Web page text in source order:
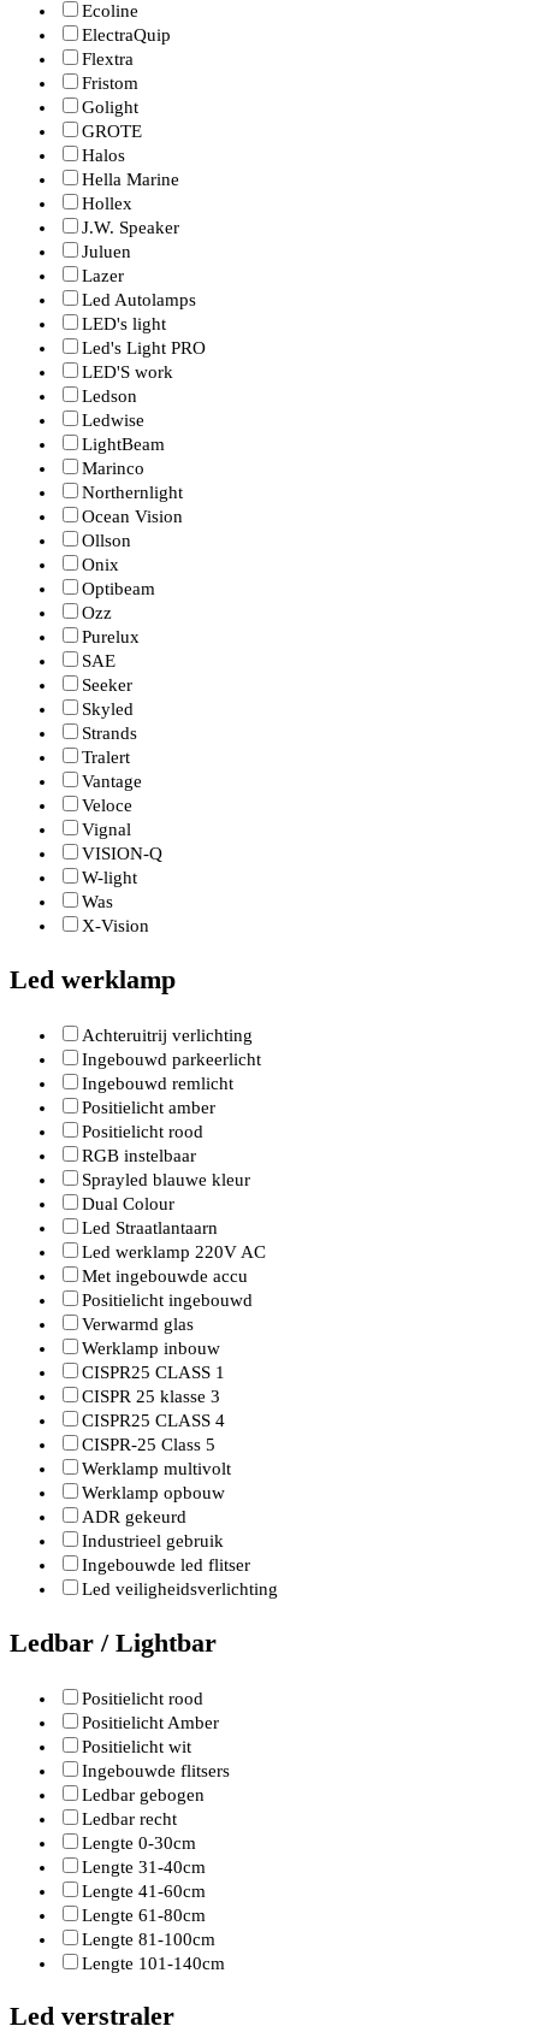
Ecoline
ElectraQuip
Flextra
Fristom
Golight
GROTE
Halos
Hella Marine
Hollex
J.W. Speaker
Juluen
Lazer
Led Autolamps
LED's light
Led's Light PRO
LED'S work
Ledson
Ledwise
LightBeam
Marinco
Northernlight
Ocean Vision
Ollson
Onix
Optibeam
Ozz
Purelux
SAE
Seeker
Skyled
Strands
Tralert
Vantage
Veloce
Vignal
VISION-Q
W-light
Was
X-Vision
Led werklamp
Achteruitrij verlichting
Ingebouwd parkeerlicht
Ingebouwd remlicht
Positielicht amber
Positielicht rood
RGB instelbaar
Sprayled blauwe kleur
Dual Colour
Led Straatlantaarn
Led werklamp 220V AC
Met ingebouwde accu
Positielicht ingebouwd
Verwarmd glas
Werklamp inbouw
CISPR25 CLASS 1
CISPR 25 klasse 3
CISPR25 CLASS 4
CISPR-25 Class 5
Werklamp multivolt
Werklamp opbouw
ADR gekeurd
Industrieel gebruik
Ingebouwde led flitser
Led veiligheidsverlichting
Ledbar / Lightbar
Positielicht rood
Positielicht Amber
Positielicht wit
Ingebouwde flitsers
Ledbar gebogen
Ledbar recht
Lengte 0-30cm
Lengte 31-40cm
Lengte 41-60cm
Lengte 61-80cm
Lengte 81-100cm
Lengte 101-140cm
Led verstraler